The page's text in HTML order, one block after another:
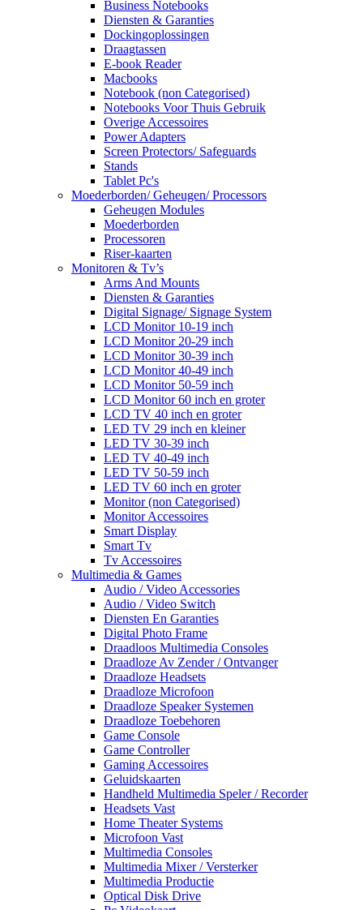
Business Notebooks
Diensten & Garanties
Dockingoplossingen
Draagtassen
E-book Reader
Macbooks
Notebook (non Categorised)
Notebooks Voor Thuis Gebruik
Overige Accessoires
Power Adapters
Screen Protectors/ Safeguards
Stands
Tablet Pc's
Moederborden/ Geheugen/ Processors
Geheugen Modules
Moederborden
Processoren
Riser-kaarten
Monitoren & Tv’s
Arms And Mounts
Diensten & Garanties
Digital Signage/ Signage System
LCD Monitor 10-19 inch
LCD Monitor 20-29 inch
LCD Monitor 30-39 inch
LCD Monitor 40-49 inch
LCD Monitor 50-59 inch
LCD Monitor 60 inch en groter
LCD TV 40 inch en groter
LED TV 29 inch en kleiner
LED TV 30-39 inch
LED TV 40-49 inch
LED TV 50-59 inch
LED TV 60 inch en groter
Monitor (non Categorised)
Monitor Accessoires
Smart Display
Smart Tv
Tv Accessoires
Multimedia & Games
Audio / Video Accessories
Audio / Video Switch
Diensten En Garanties
Digital Photo Frame
Draadloos Multimedia Consoles
Draadloze Av Zender / Ontvanger
Draadloze Headsets
Draadloze Microfoon
Draadloze Speaker Systemen
Draadloze Toebehoren
Game Console
Game Controller
Gaming Accessoires
Geluidskaarten
Handheld Multimedia Speler / Recorder
Headsets Vast
Home Theater Systems
Microfoon Vast
Multimedia Consoles
Multimedia Mixer / Versterker
Multimedia Productie
Optical Disk Drive